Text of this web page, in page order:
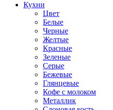
Кухни
Цвет
Белые
Черные
Желтые
Красные
Зеленые
Серые
Бежевые
Глянцевые
Кофе с молоком
Металлик